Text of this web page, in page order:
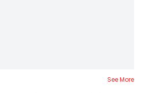
See More